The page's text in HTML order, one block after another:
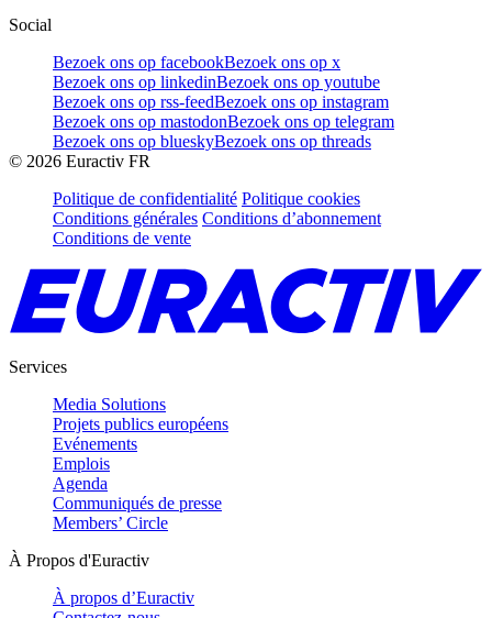
Social
Bezoek ons op facebookBezoek ons op x
Bezoek ons op linkedinBezoek ons op youtube
Bezoek ons op rss-feedBezoek ons op instagram
Bezoek ons op mastodonBezoek ons op telegram
Bezoek ons op blueskyBezoek ons op threads
© 2026 Euractiv FR
Politique de confidentialité Politique cookies
Conditions générales Conditions d’abonnement
Conditions de vente
Services
Media Solutions
Projets publics européens
Evénements
Emplois
Agenda
Communiqués de presse
Members’ Circle
À Propos d'Euractiv
À propos d’Euractiv